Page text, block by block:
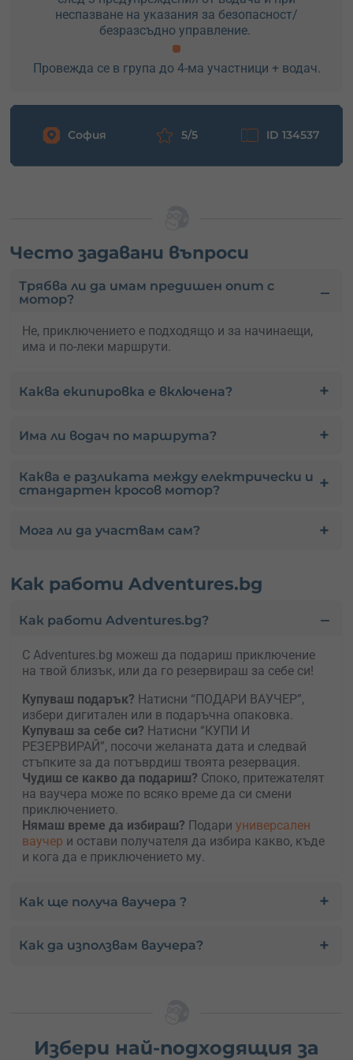
неспазване на указания за безопасност/
безразсъдно управление.
Провежда се в група до 4-ма участници + водач.
София 5/5 ID 134537
Често задавани въпроси
Трябва ли да имам предишен опит с
мотор?
Не, приключението е подходящо и за начинаещи,
има и по-леки маршрути.
Каква екипировка е включена?
Има ли водач по маршрута?
Каква е разликата между електрически и
стандартен кросов мотор?
Мога ли да участвам сам?
Kак работи Adventures.bg
Как работи Adventures.bg?
С Adventures.bg можеш да подариш приключение
на твой близък, или да го резервираш за себе си!
Купуваш подарък? Натисни “ПОДАРИ ВАУЧЕР”,
избери дигитален или в подаръчна опаковка.
Kупуваш за себе си? Натисни “КУПИ И
РЕЗЕРВИРАЙ”, посочи желаната дата и следвай
стъпките за да потъврдиш твоята резервация.
Чудиш се какво да подариш? Споко, притежателят
на ваучера може по всяко време да си смени
приключението.
Нямаш време да избираш? Подари универсален
ваучер и остави получателя да избира какво, къде
и кога да е приключението му.
Как ще получа ваучера ?
Как да използвам ваучера?
Избери най-подходящия за